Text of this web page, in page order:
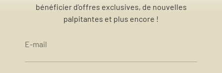
bénéficier d'offres exclusives, de nouvelles
palpitantes et plus encore !
E-mail